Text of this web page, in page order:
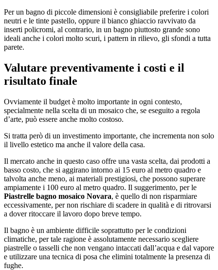
Per un bagno di piccole dimensioni è consigliabile preferire i colori
neutri e le tinte pastello, oppure il bianco ghiaccio ravvivato da
inserti policromi, al contrario, in un bagno piuttosto grande sono
ideali anche i colori molto scuri, i pattern in rilievo, gli sfondi a tutta
parete.
Valutare preventivamente i costi e il
risultato finale
Ovviamente il budget è molto importante in ogni contesto,
specialmente nella scelta di un mosaico che, se eseguito a regola
d’arte, può essere anche molto costoso.
Si tratta però di un investimento importante, che incrementa non solo
il livello estetico ma anche il valore della casa.
Il mercato anche in questo caso offre una vasta scelta, dai prodotti a
basso costo, che si aggirano intorno ai 15 euro al metro quadro e
talvolta anche meno, ai materiali prestigiosi, che possono superare
ampiamente i 100 euro al metro quadro. Il suggerimento, per le
Piastrelle bagno mosaico Novara, è quello di non risparmiare
eccessivamente, per non rischiare di scadere in qualità e di ritrovarsi
a dover ritoccare il lavoro dopo breve tempo.
Il bagno è un ambiente difficile soprattutto per le condizioni
climatiche, per tale ragione è assolutamente necessario scegliere
piastrelle o tasselli che non vengano intaccati dall’acqua e dal vapore
e utilizzare una tecnica di posa che elimini totalmente la presenza di
fughe.